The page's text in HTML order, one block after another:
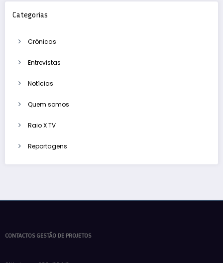
Categorias
Crónicas
Entrevistas
Notícias
Quem somos
Raio X TV
Reportagens
CONTACTOS GESTÃO DE PROJETOS